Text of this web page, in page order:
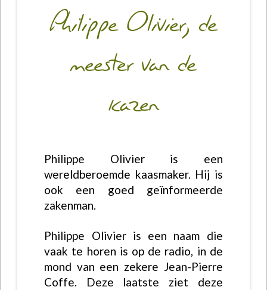
Philippe Olivier, de
meester van de
kazen
Philippe Olivier is een
wereldberoemde kaasmaker. Hij is
ook een goed geïnformeerde
zakenman.
Philippe Olivier is een naam die
vaak te horen is op de radio, in de
mond van een zekere Jean-Pierre
Coffe. Deze laatste ziet deze